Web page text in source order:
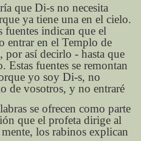
que Di-s no necesita
ya tiene una en el cielo.
fuentes indican que el
entrar en el Templo de
por así decirlo - hasta que
Estas fuentes se remontan
yo soy Di-s, no
de vosotros, y no entraré
se ofrecen como parte
que el profeta dirige al
los rabinos explican: